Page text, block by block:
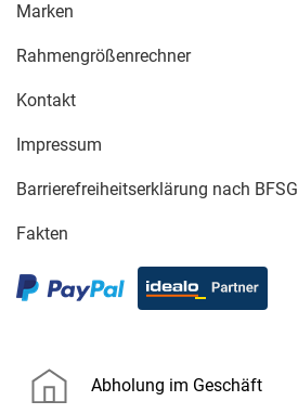
Marken
Rahmengrößenrechner
Kontakt
Impressum
Barrierefreiheitserklärung nach BFSG
Fakten
Abholung im Geschäft